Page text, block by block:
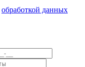
обработкой данных